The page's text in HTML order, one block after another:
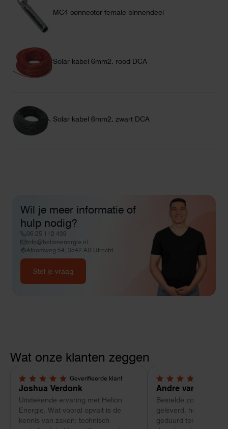
MC4 connector female binnendeel
Solar kabel 6mm2, rood DCA
Solar kabel 6mm2, zwart DCA
Wil je meer informatie of
hulp nodig?
06 25 112 439
info@helionenergie.nl
Atoomweg 54, 3542 AB Utrecht
Stel je vraag
Wat onze klanten zeggen
Geverifieerde klant
5,0 van 5 sterren
Joshua Verdonk
Uitstekende ervaring met Helion
Energie. Wat vooral opvalt is de
kennis van zaken: technisch
4 van 5 sterren
Andre van
Bestelde
geleverd, heeft wel
geduurd terwijl bij